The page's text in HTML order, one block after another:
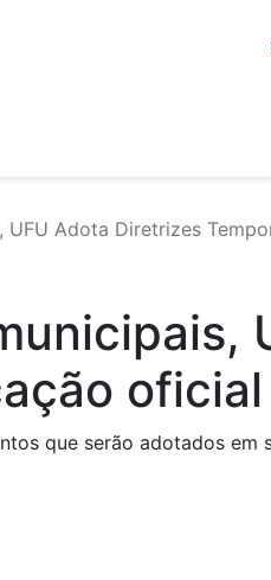
Adota Diretrizes
oficial
que serão adotados